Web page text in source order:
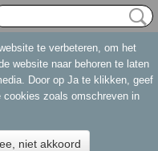
te verbeteren, om het
website naar behoren te laten
Door op Ja te klikken, geef
zoals omschreven in
niet akkoord